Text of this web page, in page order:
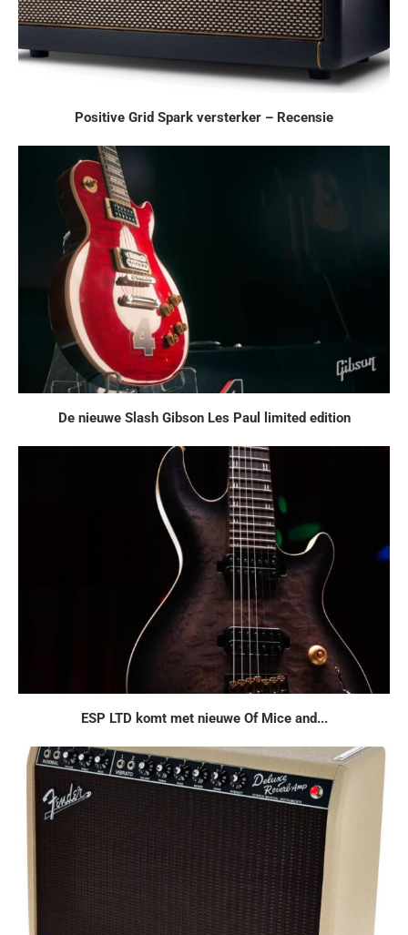
Positive Grid Spark versterker – Recensie
De nieuwe Slash Gibson Les Paul limited edition
ESP LTD komt met nieuwe Of Mice and...